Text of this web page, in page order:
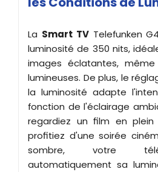
La Smart TVTelefunken
luminosité de 350 nits,
images éclatantes,
lumineuses. De plus, le
la luminosité adapte
fonction de l'éclairage
regardiez un film en
profitiez d'une soirée
sombre, votre
automatiquement sa